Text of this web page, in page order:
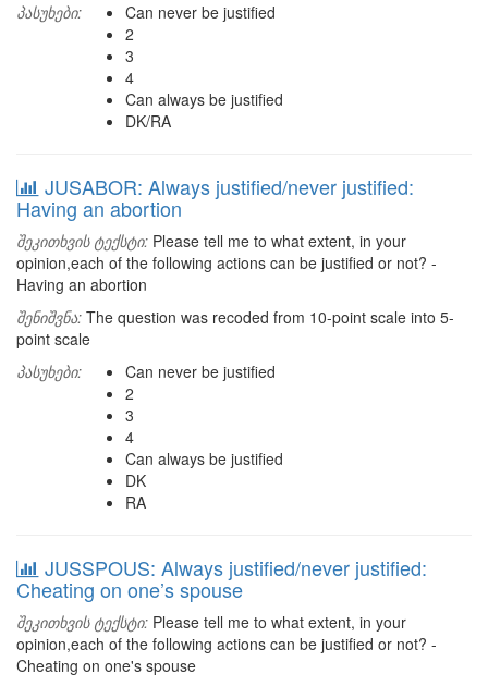
პასუხები:
Can never be justified
2
3
4
Can always be justified
DK/RA
JUSABOR: Always justified/never justified:
Having an abortion
შეკითხვის ტექსტი: Please tell me to what extent, in your
opinion,each of the following actions can be justified or not? -
Having an abortion
შენიშვნა: The question was recoded from 10-point scale into 5-
point scale
პასუხები:
Can never be justified
2
3
4
Can always be justified
DK
RA
JUSSPOUS: Always justified/never justified:
Cheating on one’s spouse
შეკითხვის ტექსტი: Please tell me to what extent, in your
opinion,each of the following actions can be justified or not? -
Cheating on one's spouse